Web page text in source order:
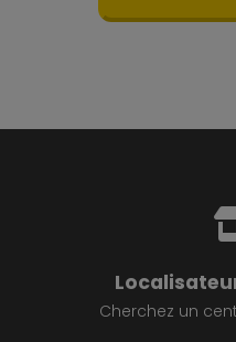
Cherchez un